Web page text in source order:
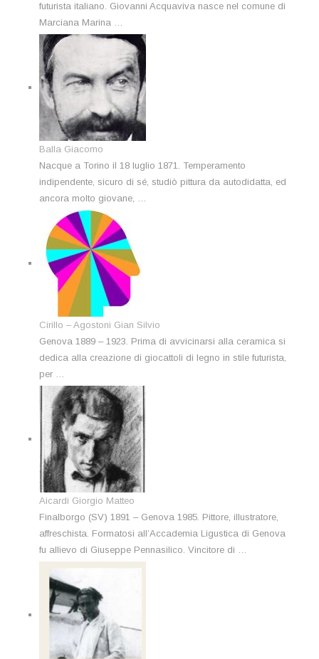
futurista italiano. Giovanni Acquaviva nasce nel comune di
Marciana Marina …
Balla Giacomo
Nacque a Torino il 18 luglio 1871. Temperamento
indipendente, sicuro di sé, studiò pittura da autodidatta, ed
ancora molto giovane, …
Cirillo – Agostoni Gian Silvio
Genova 1889 – 1923. Prima di avvicinarsi alla ceramica si
dedica alla creazione di giocattoli di legno in stile futurista,
per …
Aicardi Giorgio Matteo
Finalborgo (SV) 1891 – Genova 1985. Pittore, illustratore,
affreschista. Formatosi all’Accademia Ligustica di Genova
fu allievo di Giuseppe Pennasilico. Vincitore di …